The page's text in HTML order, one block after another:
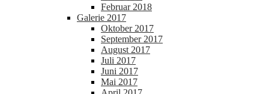
Februar 2018
Galerie 2017
Oktober 2017
September 2017
August 2017
Juli 2017
Juni 2017
Mai 2017